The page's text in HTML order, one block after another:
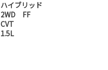
ハイブリッド
2WD FF
CVT
1.5L